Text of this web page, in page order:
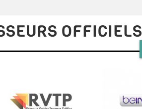
OFFICIELS